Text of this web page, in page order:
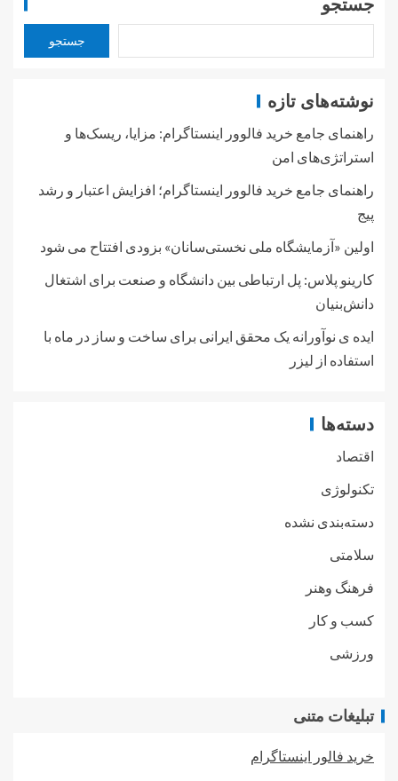
جستجو
نوشته‌های تازه
راهنمای جامع خرید فالوور اینستاگرام: مزایا، ریسک‌ها و
استراتژی‌های امن
راهنمای جامع خرید فالوور اینستاگرام؛ افزایش اعتبار و رشد
پیج
اولین «آزمایشگاه ملی نخستی‌سانان» بزودی افتتاح می شود
کارینو پلاس: پل ارتباطی بین دانشگاه و صنعت برای اشتغال
دانش‌بنیان
ایده ی نوآورانه یک محقق ایرانی برای ساخت و ساز در ماه با
استفاده از لیزر
دسته‌ها
اقتصاد
تکنولوژی
دسته‌بندی نشده
سلامتی
فرهنگ وهنر
کسب و کار
ورزشی
تبلیغات متنی
خرید فالور اینستاگرام